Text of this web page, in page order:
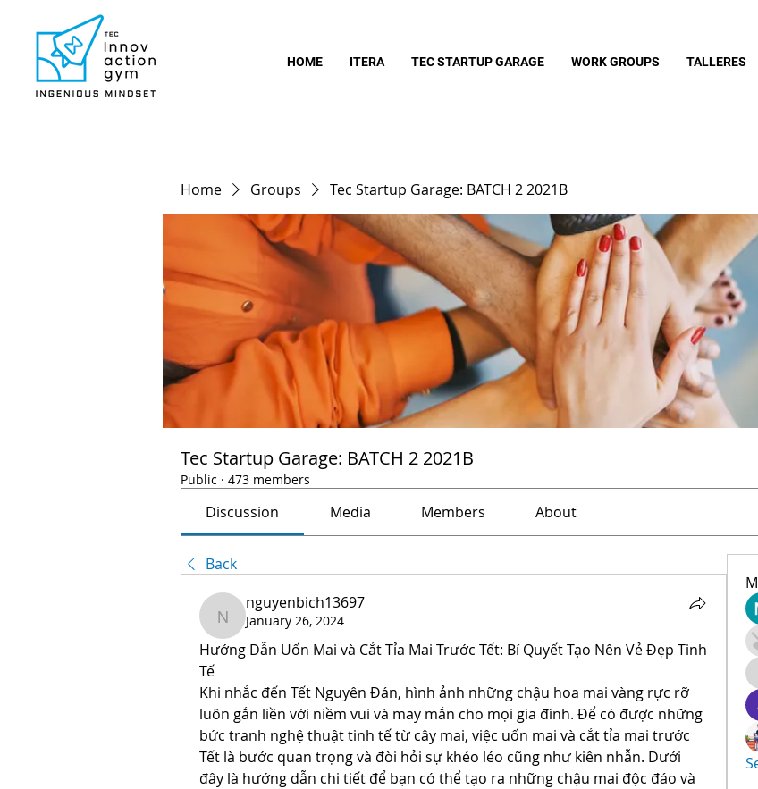
HOME ITERA TEC STARTUP GARAGE WORK GROUPS TALLERES
Home Groups Tec Startup Garage: BATCH 2 2021B
Tec Startup Garage: BATCH 2 2021B
Public · 473 members
Discussion Media Members About
Back
nguyenbich13697
nguyenbich13697
January 26, 2024
Hướng Dẫn Uốn Mai và Cắt Tỉa Mai Trước Tết: Bí Quyết Tạo Nên Vẻ Đẹp Tinh
Tế
Khi nhắc đến Tết Nguyên Đán, hình ảnh những chậu hoa mai vàng rực rỡ
luôn gắn liền với niềm vui và may mắn cho mọi gia đình. Để có được những
bức tranh nghệ thuật tinh tế từ cây mai, việc uốn mai và cắt tỉa mai trước
Tết là bước quan trọng và đòi hỏi sự khéo léo cũng như kiên nhẫn. Dưới
đây là hướng dẫn chi tiết để bạn có thể tạo ra những chậu mai độc đáo và